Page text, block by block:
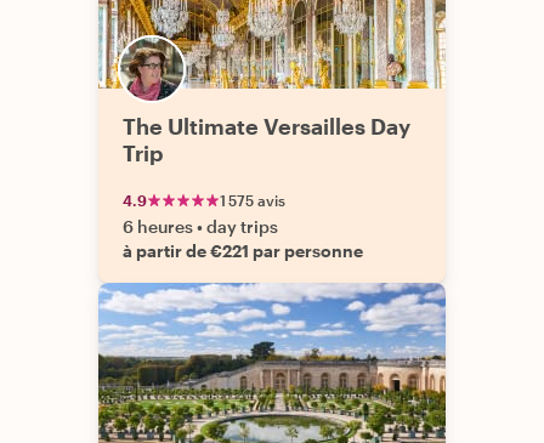
The Ultimate Versailles Day
Trip
4.9 1 575 avis
6 heures•day trips
à partir de €221 par personne